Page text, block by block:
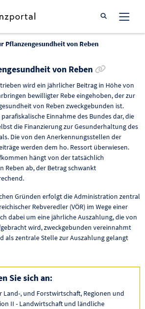
Suche öffnen
Pflanzengesundheit von Reben
von Reben
wird ein jährlicher Beitrag in Höhe von
bewilligter Rebe eingehoben, der zur
von Reben zweckgebunden ist.
Einnahme des Bundes dar, die
die Finanzierung zur Gesunderhaltung des
Die von den Anerkennungsstellen der
werden dem ho. Ressort überwiesen.
hängt von der tatsächlich
Reben ab, der Betrag schwankt
Gründen erfolgt die Administration zentral
Rebveredler (VÖR) im Wege einer
dabei um eine jährliche Auszahlung, die von
wird, zweckgebunden vereinnahmt
als zentrale Stelle zur Auszahlung gelangt
Sie sich an:
, und Forstwirtschaft, Regionen und
II - Landwirtschaft und ländliche